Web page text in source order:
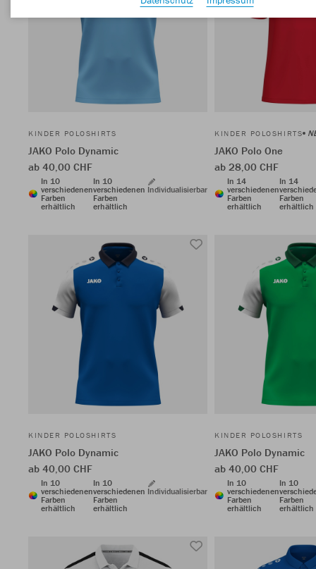
KINDER POLOSHIRTS
JAKO Polo Dynamic
ab 40,00 CHF
In 10
verschiedenen
Farben
erhältlich
In 10
verschiedenen
Farben
erhältlich
Individualisierbar
KINDER POLOSHIRTS
JAKO Polo One
ab 28,00 CHF
In 14
verschiedenen
Farben
erhältlich
In 14
Farben
erhältlich
KINDER POLOSHIRTS
JAKO Polo Dynamic
ab 40,00 CHF
In 10
verschiedenen
Farben
erhältlich
In 10
verschiedenen
Farben
erhältlich
Individualisierbar
KINDER POLOSHIRTS
JAKO Polo Dynamic
ab 40,00 CHF
In 10
verschiedenen
Farben
erhältlich
In 10
Farben
erhältlich